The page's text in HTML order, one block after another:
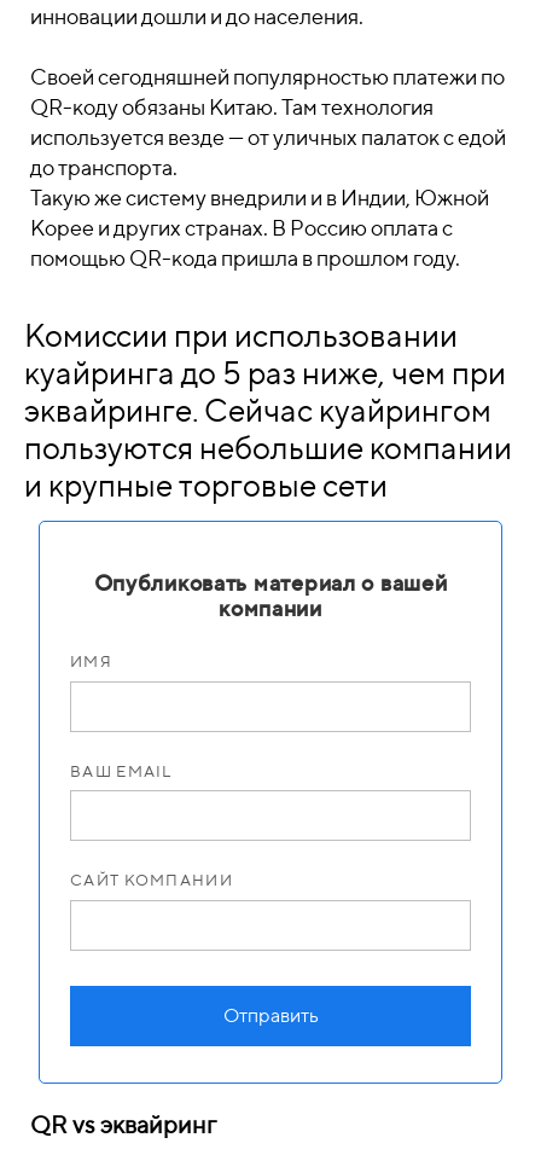
инновации дошли и до населения.
Своей сегодняшней популярностью платежи по
QR-коду обязаны Китаю. Там технология
используется везде — от уличных палаток с едой
до транспорта.
Такую же систему внедрили и в Индии, Южной
Корее и других странах. В Россию оплата с
помощью QR-кода пришла в прошлом году.
Комиссии при использовании
куайринга до 5 раз ниже, чем при
эквайринге. Сейчас куайрингом
пользуются небольшие компании
и крупные торговые сети
Опубликовать материал о вашей
компании
ИМЯ
ВАШ EMAIL
САЙТ КОМПАНИИ
Отправить
QR vs эквайринг